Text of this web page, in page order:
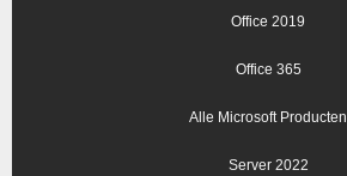
Office 2019
Office 365
Alle Microsoft Producten
Server 2022